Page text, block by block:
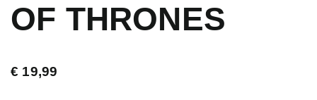
OF THRONES
€ 19,99